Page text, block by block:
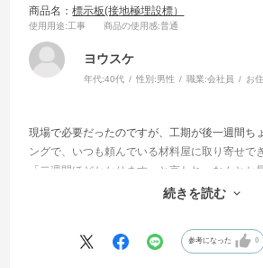
商品名：標示板(接地極埋設標）
使用用途:工事 商品の使用感:普通
ヨウスケ
年代:40代 性別:男性 職業:会社員 お
現場で必要だったのですが、工期が後一週間ち
ングで、いつも頼んでいる材料屋に取り寄せで
「二週間ほどかかります」と言われ、なんとか
無いか探したところ、この蛙屋さんを見つけて
続きを読む
参考になった 0